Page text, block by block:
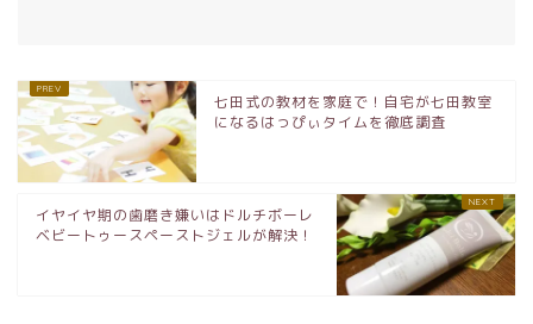
七田式の教材を家庭で！自宅が七田教室
になるはっぴぃタイムを徹底調査
イヤイヤ期の歯磨き嫌いはドルチボーレ
ベビートゥースペーストジェルが解決！